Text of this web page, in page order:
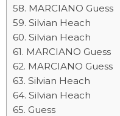
MARCIANO Guess
Silvian Heach
Silvian Heach
MARCIANO Guess
MARCIANO Guess
Silvian Heach
Silvian Heach
Guess